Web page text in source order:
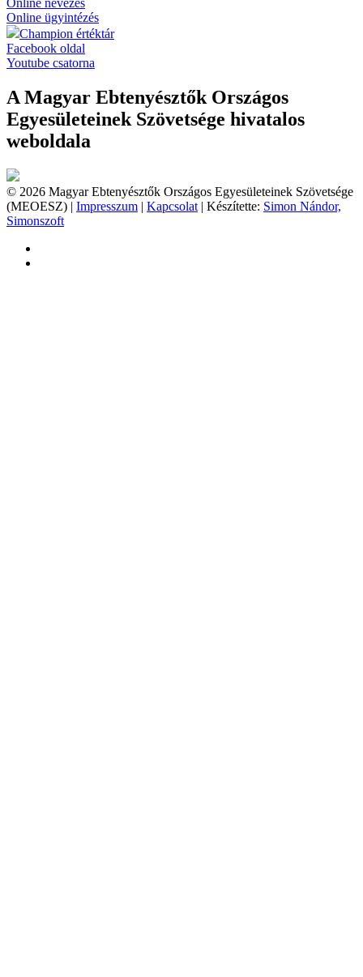
Online nevezés
Online ügyintézés
Champion értéktár
Facebook oldal
Youtube csatorna
A Magyar Ebtenyésztők Országos
Egyesületeinek Szövetsége hivatalos
weboldala
© 2026 Magyar Ebtenyésztők Országos Egyesületeinek Szövetsége
(MEOESZ) | Impresszum | Kapcsolat | Készítette: Simon Nándor,
Simonszoft